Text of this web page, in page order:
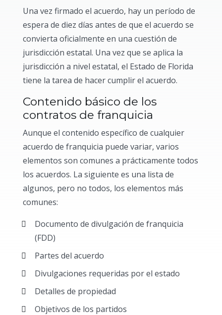
Una vez firmado el acuerdo, hay un período de
espera de diez días antes de que el acuerdo se
convierta oficialmente en una cuestión de
jurisdicción estatal. Una vez que se aplica la
jurisdicción a nivel estatal, el Estado de Florida
tiene la tarea de hacer cumplir el acuerdo.
Contenido básico de los
contratos de franquicia
Aunque el contenido específico de cualquier
acuerdo de franquicia puede variar, varios
elementos son comunes a prácticamente todos
los acuerdos. La siguiente es una lista de
algunos, pero no todos, los elementos más
comunes:
Documento de divulgación de franquicia
(FDD)
Partes del acuerdo
Divulgaciones requeridas por el estado
Detalles de propiedad
Objetivos de los partidos